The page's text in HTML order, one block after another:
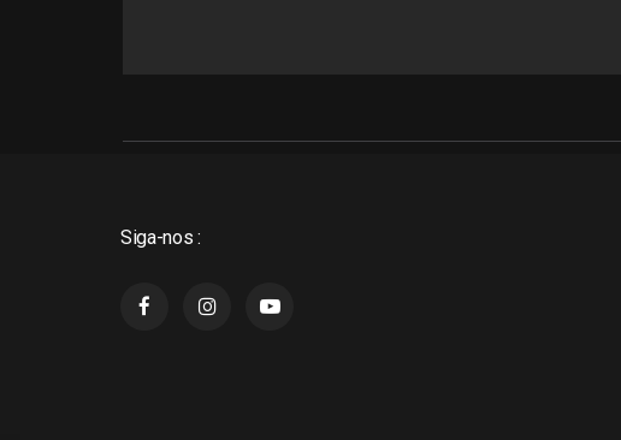
Siga-nos :